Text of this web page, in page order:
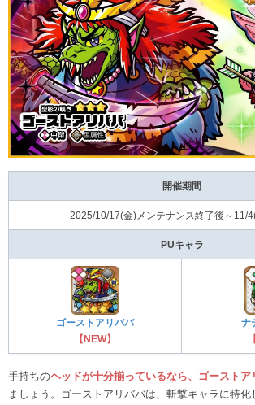
開催期間
2025/10/17(金)メンテナンス終了後～11/
PUキャラ
ゴーストアリババ
【NEW】
ナ
手持ちのヘッドが十分揃っているなら、ゴーストア
ましょう。ゴーストアリババは、斬撃キャラに特化